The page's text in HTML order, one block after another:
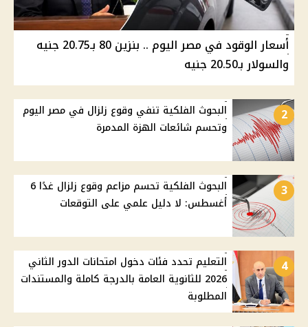
أسعار الوقود في مصر اليوم .. بنزين 80 بـ20.75 جنيه
والسولار بـ20.50 جنيه
2
البحوث الفلكية تنفي وقوع زلزال في مصر اليوم
وتحسم شائعات الهزة المدمرة
3
البحوث الفلكية تحسم مزاعم وقوع زلزال غدًا 6
أغسطس: لا دليل علمي على التوقعات
4
التعليم تحدد فئات دخول امتحانات الدور الثاني
2026 للثانوية العامة بالدرجة كاملة والمستندات
المطلوبة